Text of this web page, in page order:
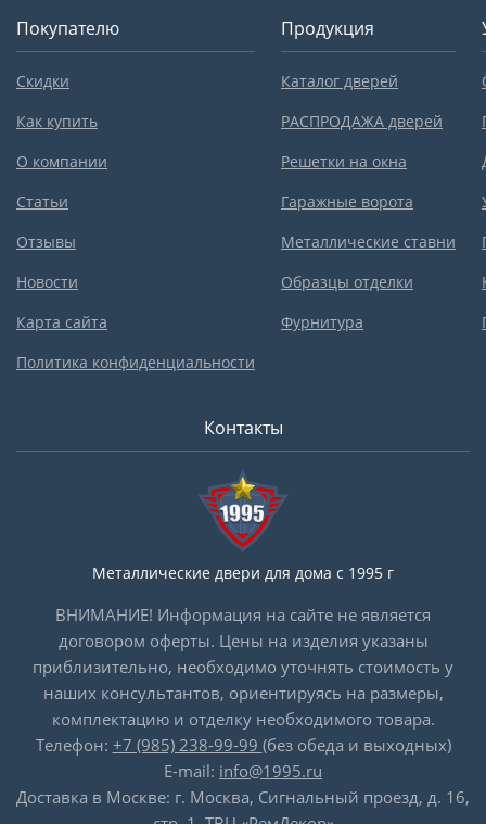
Покупателю
Скидки
Как купить
О компании
Статьи
Отзывы
Новости
Карта сайта
Политика конфиденциальности
Продукция
Каталог дверей
РАСПРОДАЖА дверей
Решетки на окна
Гаражные ворота
Металлические ставни
Образцы отделки
Фурнитура
Контакты
Металлические двери для дома с 1995 г
ВНИМАНИЕ! Информация на сайте не является
договором оферты. Цены на изделия указаны
приблизительно, необходимо уточнять стоимость у
наших консультантов, ориентируясь на размеры,
комплектацию и отделку необходимого товара.
Телефон: +7 (985) 238-99-99 (без обеда и выходных)
E-mail: info@1995.ru
Доставка в Москве: г. Москва, Сигнальный проезд, д. 16,